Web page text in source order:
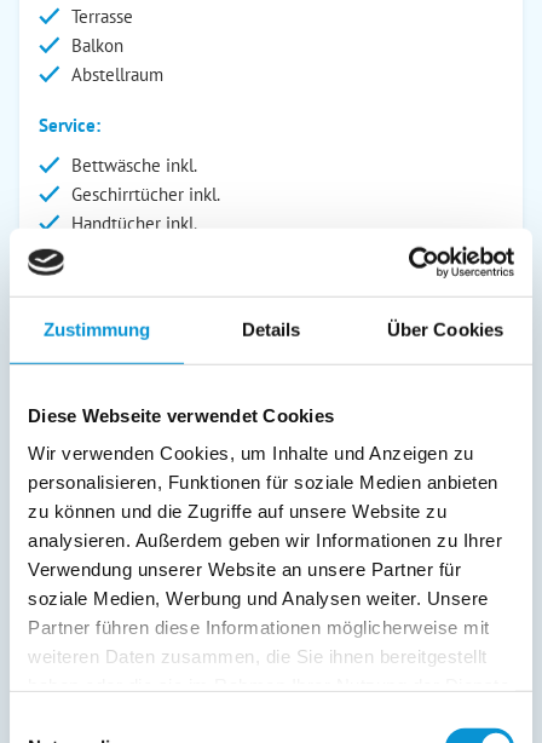
Zustimmung Details Über Cookies
Diese Webseite verwendet Cookies
Wir verwenden Cookies, um Inhalte und Anzeigen zu
personalisieren, Funktionen für soziale Medien anbieten
zu können und die Zugriffe auf unsere Website zu
analysieren. Außerdem geben wir Informationen zu Ihrer
Verwendung unserer Website an unsere Partner für
soziale Medien, Werbung und Analysen weiter. Unsere
Partner führen diese Informationen möglicherweise mit
weiteren Daten zusammen, die Sie ihnen bereitgestellt
Terrasse
Balkon
Abstellraum
Service:
Bettwäsche inkl.
Geschirrtücher inkl.
Handtücher inkl.
Verpflegung:
Beschreibung
Beste Aussichten für Ihren Urlaub!
Das Haus 4 Jahreszeiten liegt im Zentrum von Grömitz in
ruhiger Umgebung. Von der Ferienwohnung unseres
modernen Apartmenthauses haben Sie eine herrliche Sicht
über die Dächer von Grömitz, zum Teil bis hinaus auf die
Ostsee. Gleich vis-a-vis beginnt der Kurpark.
weiterlesen